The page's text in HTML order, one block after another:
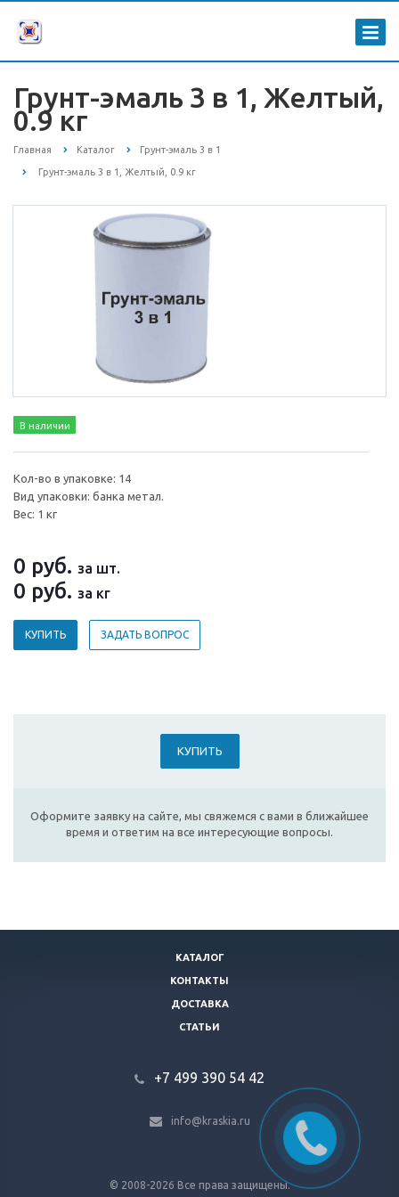
Грунт-эмаль 3 в 1, Желтый,
0.9 кг
Главная Каталог Грунт-эмаль 3 в 1
Грунт-эмаль 3 в 1, Желтый, 0.9 кг
В наличии
Кол-во в упаковке: 14
Вид упаковки: банка метал.
Вес: 1 кг
0 руб. за шт.
0 руб. за кг
КУПИТЬ ЗАДАТЬ ВОПРОС
КУПИТЬ
Оформите заявку на сайте, мы свяжемся с вами в ближайшее
время и ответим на все интересующие вопросы.
КАТАЛОГ
КОНТАКТЫ
ДОСТАВКА
СТАТЬИ
+7 499 390 54 42
info@kraskia.ru
© 2008-2026 Все права защищены.